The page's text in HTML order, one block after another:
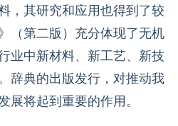
，其研究和应用也得到了较
（第二版）充分体现了无机
业中新材料、新工艺、新技
辞典的出版发行，对推动我
展将起到重要的作用。